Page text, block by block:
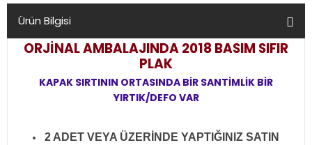
Ürün Bilgisi
ORJİNAL AMBALAJINDA 2018 BASIM SIFIR
PLAK
KAPAK SIRTININ ORTASINDA BİR SANTİMLİK BİR
YIRTIK/DEFO VAR
2 ADET VEYA ÜZERİNDE YAPTIĞINIZ SATIN